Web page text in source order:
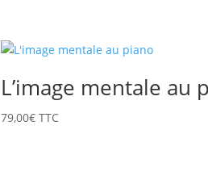
L’image mentale au
79,00€ TTC